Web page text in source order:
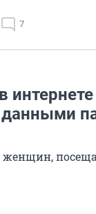
7
женщин,